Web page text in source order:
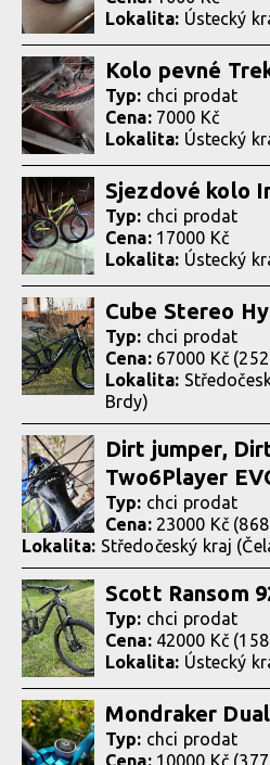
Lokalita: Ústecký
Kolo pevné
Typ: chci prodat
Cena: 7000 Kč
Lokalita: Ústecký
Sjezdové kolo
Typ: chci prodat
Cena: 17000 Kč
Lokalita: Ústecký
Cube Stereo
Typ: chci prodat
Cena: 67000 Kč
Lokalita:
Brdy)
Dirt jumper,
Two6Player
Typ: chci prodat
Cena: 23000 Kč
Lokalita: Středočeský kraj
Scott Ransom
Typ: chci prodat
Cena: 42000 Kč
Lokalita: Ústecký
Mondraker
Typ: chci prodat
Cena: 10000 Kč